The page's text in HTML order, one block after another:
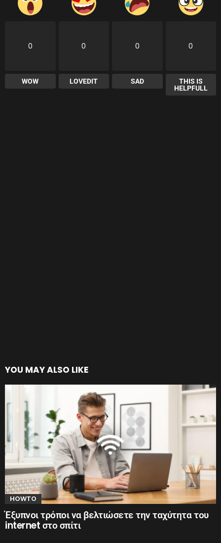
0
WOW
0
LOVEDIT
0
SAD
0
THIS IS
HELPFULL
YOU MAY ALSO LIKE
HOWTO
Έξυπνοι τρόποι να βελτιώσετε την ταχύτητα του
internet στο σπίτι